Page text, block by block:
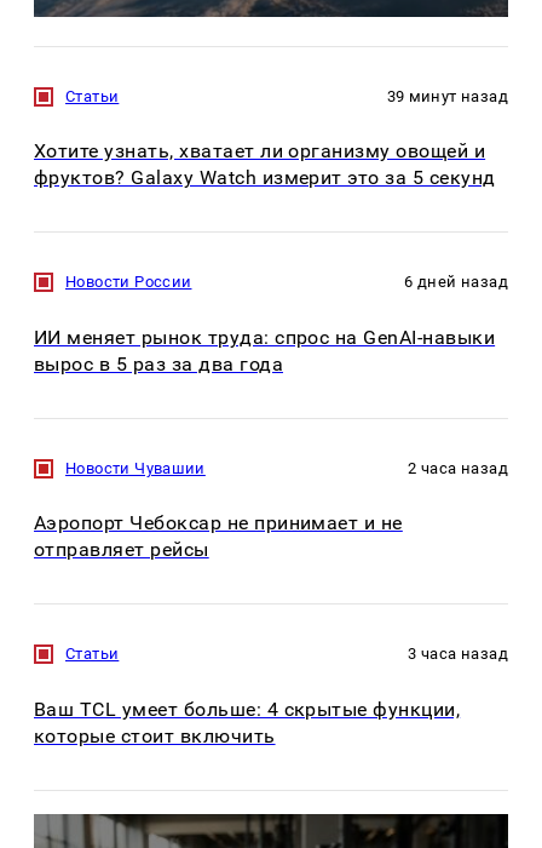
Статьи 39 минут назад
Хотите узнать, хватает ли организму овощей и
фруктов? Galaxy Watch измерит это за 5 секунд
Новости России 6 дней назад
ИИ меняет рынок труда: спрос на GenAI-навыки
вырос в 5 раз за два года
Новости Чувашии 2 часа назад
Аэропорт Чебоксар не принимает и не
отправляет рейсы
Статьи 3 часа назад
Ваш TCL умеет больше: 4 скрытые функции,
которые стоит включить